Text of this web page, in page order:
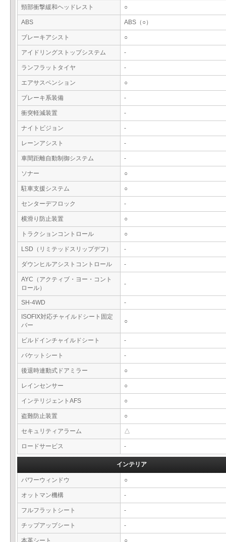
頸部衝撃緩和ヘッドレスト ○
ABS ABS（○）
ブレーキアシスト ○
アイドリングストップシステム -
ランフラットタイヤ -
エアサスペンション ○
ブレーキ系装備 -
衝突軽減装置 -
ナイトビジョン -
レーンアシスト -
車間距離自動制御システム -
ソナー ○
駐車支援システム ○
センターデフロック -
横滑り防止装置 ○
トラクションコントロール ○
LSD（リミテッドスリップデフ） -
ダウンヒルアシストコントロール -
AYC（アクティブ・ヨー・コント
ロール）
-
SH-4WD
-
ISOFIX対応チャイルドシート固定
バー
○
ビルドインチャイルドシート -
バケットシート -
後退時連動式ドアミラー ○
レインセンサー ○
インテリジェントAFS ○
盗難防止装置 ○
セキュリティアラーム △
ロードサービス -
インテリア
パワーウィンドウ ○
オットマン機構 -
フルフラットシート -
チップアップシート -
本革シート ○